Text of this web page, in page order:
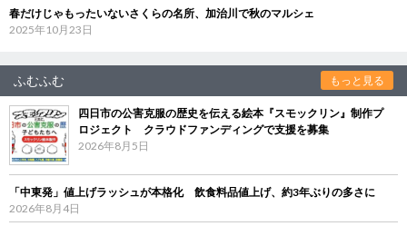
春だけじゃもったいないさくらの名所、加治川で秋のマルシェ
2025年10月23日
ふむふむ もっと見る
四日市の公害克服の歴史を伝える絵本『スモックリン』制作プ
ロジェクト クラウドファンディングで支援を募集
2026年8月5日
「中東発」値上げラッシュが本格化 飲食料品値上げ、約3年ぶりの多さに
2026年8月4日